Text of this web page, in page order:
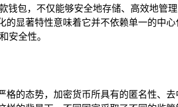
钱包，不仅能够安全地存储、高效地管
显著特性意味着它并不依赖单一的中
安全性。
的态势，加密货币所具有的匿名性、